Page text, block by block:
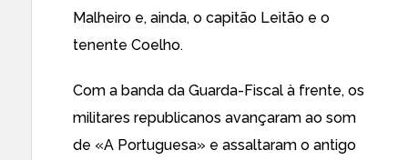
Malheiro e, ainda, o capitão Leitão e o
tenente Coelho.
Com a banda da Guarda-Fiscal à frente, os
militares republicanos avançaram ao som
de «A Portuguesa» e assaltaram o antigo